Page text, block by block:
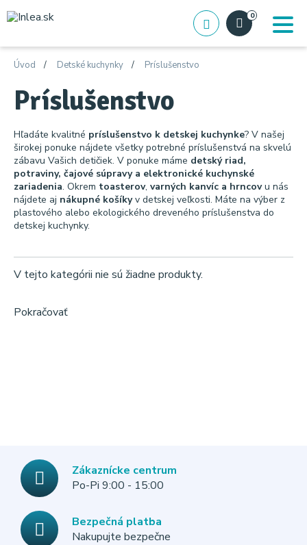
0
Úvod Detské kuchynky Príslušenstvo
Príslušenstvo
Hľadáte kvalitné príslušenstvo k detskej kuchynke? V našej
širokej ponuke nájdete všetky potrebné príslušenstvá na skvelú
zábavu Vašich detičiek. V ponuke máme detský riad,
potraviny, čajové súpravy a elektronické kuchynské
zariadenia. Okrem toasterov, varných kanvíc a hrncovu nás
nájdete aj nákupné košíkyv detskej veľkosti. Máte na výber z
plastového alebo ekologického dreveného príslušenstva do
detskej kuchynky.
V tejto kategórii nie sú žiadne produkty.
Pokračovať
Zákaznícke centrum
Po-Pi 9:00 - 15:00
Bezpečná platba
Nakupujte bezpečne